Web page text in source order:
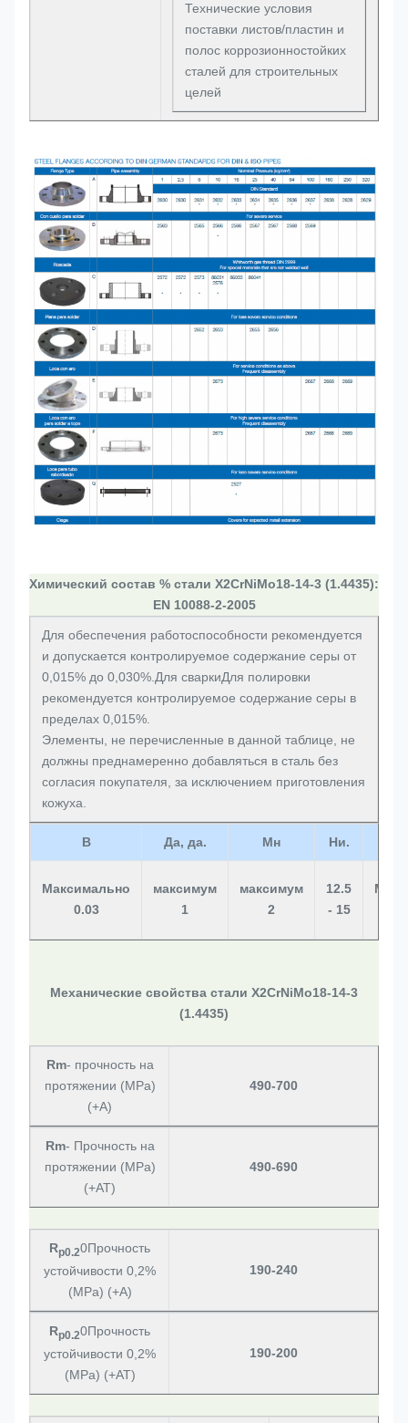
Технические условия
поставки листов/пластин и
полос коррозионностойких
сталей для строительных
целей
Химический состав % стали X2CrNiMo18-14-3 (1.4435):
EN 10088-2-2005
Для обеспечения работоспособности рекомендуется
и допускается контролируемое содержание серы от
0,015% до 0,030%.Для сваркиДля полировки
рекомендуется контролируемое содержание серы в
пределах 0,015%.
Элементы, не перечисленные в данной таблице, не
должны преднамеренно добавляться в сталь без
согласия покупателя, за исключением приготовления
кожуха.
В Да, да. Мн Ни.
Максимально
0.03
максимум
1
максимум
2
12.5
- 15
Механические свойства стали X2CrNiMo18-14-3
(1.4435)
Rm- прочность на
протяжении (MPa)
(+A)
490-700
Rm- Прочность на
протяжении (MPa)
(+AT)
490-690
Rp0.20Прочность
устойчивости 0,2%
(MPa) (+A)
190-240
Rp0.20Прочность
устойчивости 0,2%
(MPa) (+AT)
190-200